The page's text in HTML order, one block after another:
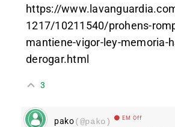
https://
1217/10211540/prohens-
mantiene-vigor-ley-memoria-
derogar.html
3
pako(@pako) EM Off